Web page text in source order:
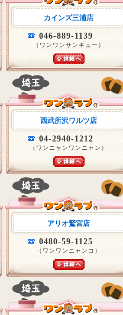
カインズ三浦店
046-889-1139
（ワンワンサンキュー）
西武所沢ワルツ店
04-2940-1212
（ワンニャンワンニャン）
アリオ鷲宮店
0480-59-1125
（ワンワンニャンコ）